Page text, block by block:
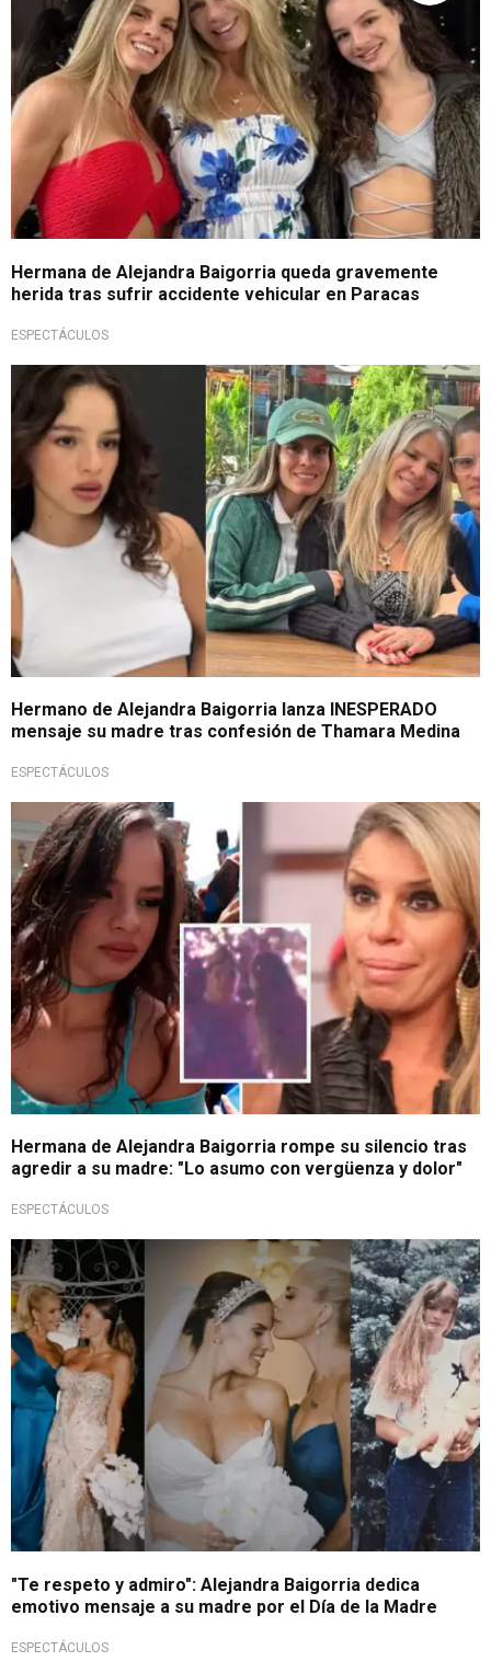
Hermana de Alejandra Baigorria queda gravemente
herida tras sufrir accidente vehicular en Paracas
ESPECTÁCULOS
Continúa la polémica
Hermano de Alejandra Baigorria lanza INESPERADO
mensaje su madre tras confesión de Thamara Medina
ESPECTÁCULOS
Tras escándalo
Hermana de Alejandra Baigorria rompe su silencio tras
agredir a su madre: "Lo asumo con vergüenza y dolor"
ESPECTÁCULOS
Emotivo
"Te respeto y admiro": Alejandra Baigorria dedica
emotivo mensaje a su madre por el Día de la Madre
ESPECTÁCULOS